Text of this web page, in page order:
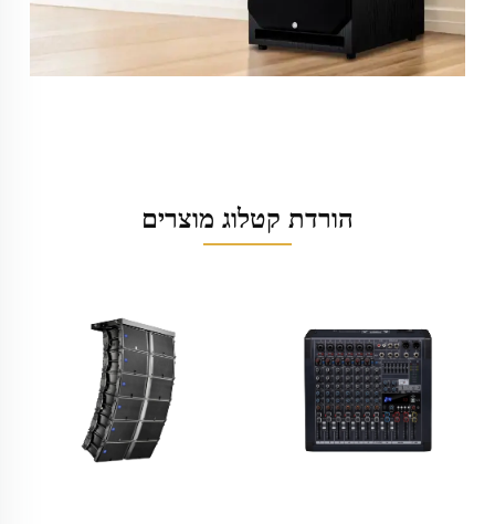
הורדת קטלוג מוצרים